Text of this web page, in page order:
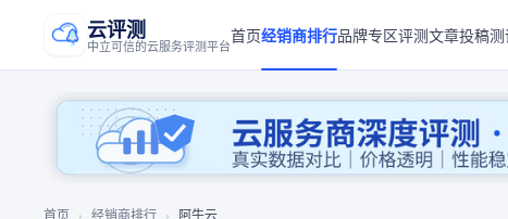
云评测
中立可信的云服务评测平台首页经销商排行品牌专区评测文章投稿
首页 › 经销商排行 › 阿牛云